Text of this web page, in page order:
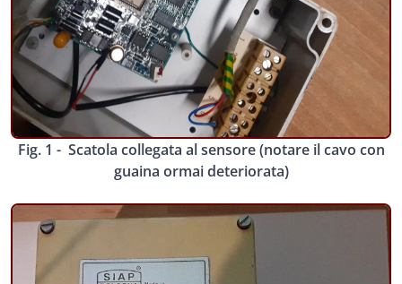
Fig. 1 - Scatola collegata al sensore (notare il cavo con
guaina ormai deteriorata)